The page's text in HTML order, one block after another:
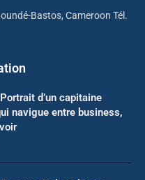
Bastos, Cameroon Tél.
d’un capitaine
navigue entre business,